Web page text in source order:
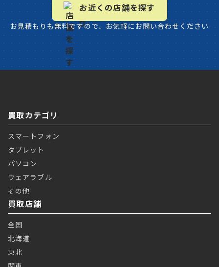
お近くの店舗を探す
お見積もりも無料ですので、お気軽にお問い合わせください
買取カテゴリ
スマートフォン
タブレット
パソコン
ウェアラブル
その他
買取店舗
全国
北海道
東北